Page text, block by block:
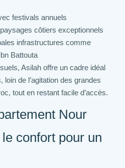
festivals annuels
côtiers exceptionnels
infrastructures comme
Battouta
Asilah offre un cadre idéal
de l’agitation des grandes
tout en restant facile d’accès.
Nour
confort pour un